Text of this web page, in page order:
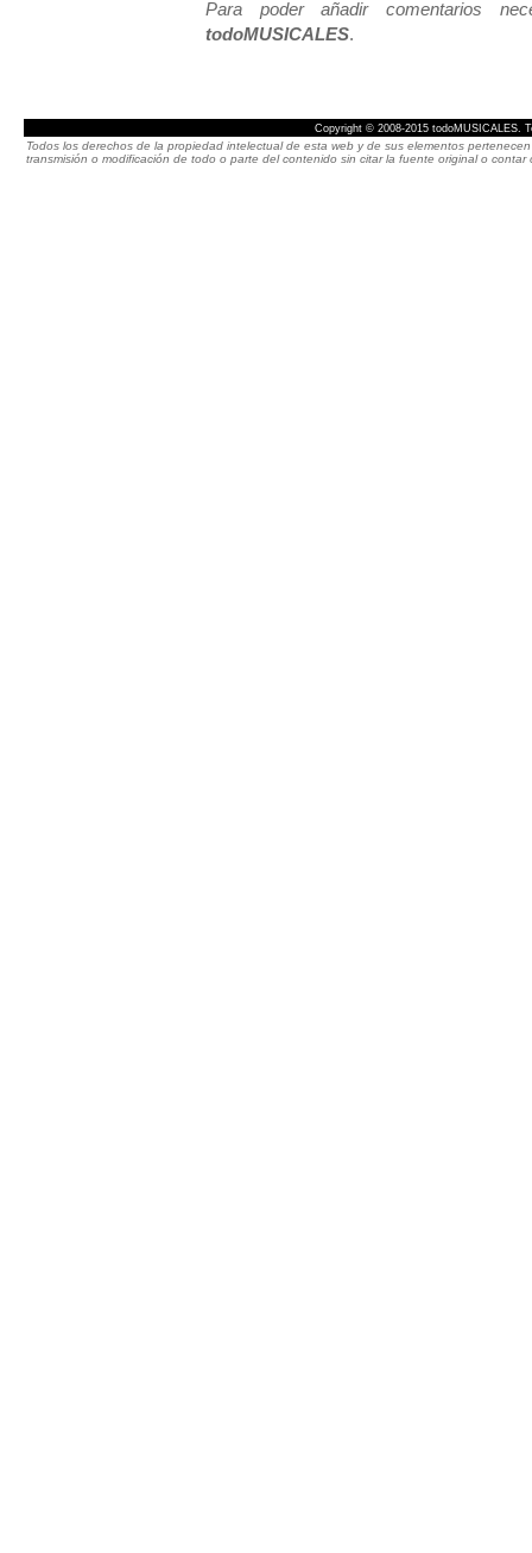
Para poder añadir comentarios
todoMUSICALES.
Copyright © 2008-2015 todoMUSICALES.
Todos los derechos de la propiedad intelectual de esta web y de sus elementos
transmisión o modificación de todo o parte del contenido sin citar la fuente original o